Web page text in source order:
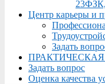
Центр карьеры и
Задать
Задать вопрос
Оценка качества